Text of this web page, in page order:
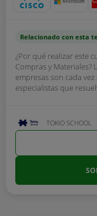
Relacionado con esta
¿Por qué realizar este
Compras y Materiales?
empresas son cada
especialistas que
TOKIO SCHOOL